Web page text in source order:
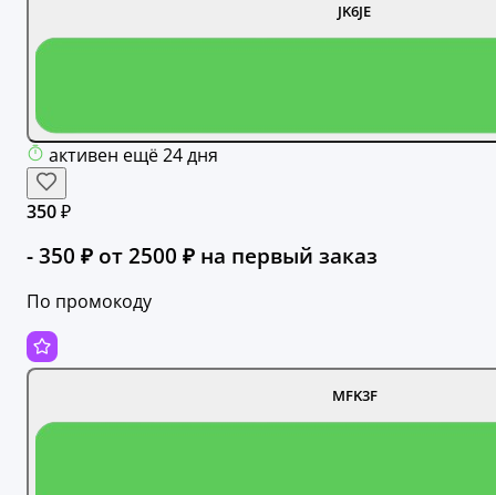
JK6JE
активен ещё 24 дня
350 ₽
- 350 ₽ от 2500 ₽ на первый заказ
По промокоду
MFK3F